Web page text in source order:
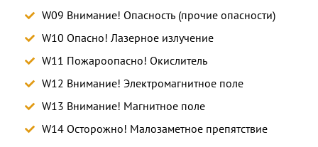
W09 Внимание! Опасность (прочие опасности)
W10 Опасно! Лазерное излучение
W11 Пожароопасно! Окислитель
W12 Внимание! Электромагнитное поле
W13 Внимание! Магнитное поле
W14 Осторожно! Малозаметное препятствие